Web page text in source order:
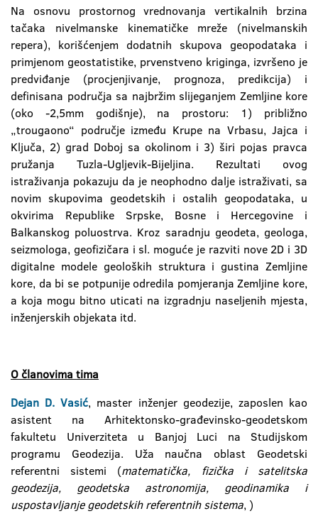
Na osnovu prostornog vrednovanja vertikalnih brzina
tačaka nivelmanske kinematičke mreže (nivelmanskih
repera), korišćenjem dodatnih skupova geopodataka i
primjenom geostatistike, prvenstveno kriginga, izvršeno je
predviđanje (procjenjivanje, prognoza, predikcija) i
definisana područja sa najbržim slijeganjem Zemljine kore
(oko -2,5mm godišnje), na prostoru: 1) približno
„trougaono“ područje između Krupe na Vrbasu, Jajca i
Ključa, 2) grad Doboj sa okolinom i 3) širi pojas pravca
pružanja Tuzla-Ugljevik-Bijeljina. Rezultati ovog
istraživanja pokazuju da je neophodno dalje istraživati, sa
novim skupovima geodetskih i ostalih geopodataka, u
okvirima Republike Srpske, Bosne i Hercegovine i
Balkanskog poluostrva. Kroz saradnju geodeta, geologa,
seizmologa, geofizičara i sl. moguće je razviti nove 2D i 3D
digitalne modele geoloških struktura i gustina Zemljine
kore, da bi se potpunije odredila pomjeranja Zemljine kore,
a koja mogu bitno uticati na izgradnju naseljenih mjesta,
inženjerskih objekata itd.
O članovima tima
Dejan D. Vasić, master inženjer geodezije, zaposlen kao
asistent na Arhitektonsko-građevinsko-geodetskom
fakultetu Univerziteta u Banjoj Luci na Studijskom
programu Geodezija. Uža naučna oblast Geodetski
referentni sistemi (matematička, fizička i satelitska
geodezija, geodetska astronomija, geodinamika i
uspostavljanje geodetskih referentnih sistema, )